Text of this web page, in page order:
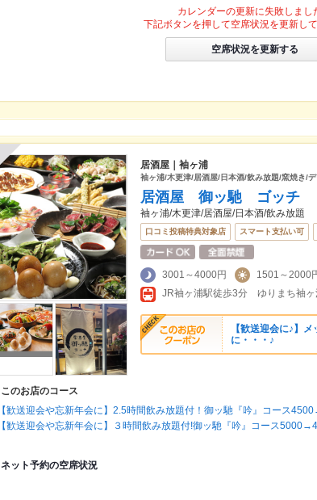
カレンダーの更新に失敗しまし
下記ボタンを押して空席状況を更新して
空席状況を更新する
居酒屋｜袖ヶ浦
袖ヶ浦/木更津/居酒屋/日本酒/飲み放題/窯焼き/
居酒屋 御ッ馳 ゴッチ
袖ヶ浦/木更津/居酒屋/日本酒/飲み放題
口コミ投稿特典対象店 スマート支払い可
3001～4000円
1501～2000
JR袖ヶ浦駅徒歩3分 ゆりまち袖ヶ
【歓送迎会に♪】
に・・・♪
このお店のコース
【歓送迎会や忘新年会に】2.5時間飲み放題付！御ッ馳『吟』コース
【歓送迎会や忘新年会に】３時間飲み放題付!御ッ馳『吟』コース
ネット予約の空席状況